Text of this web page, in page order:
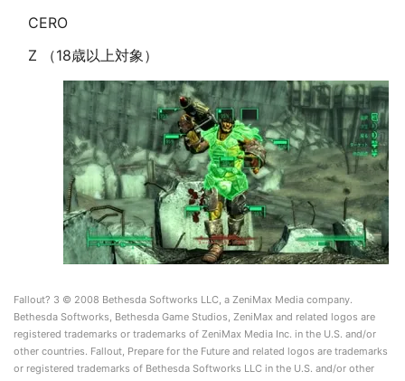
CERO
Z （18歳以上対象）
Fallout? 3 © 2008 Bethesda Softworks LLC, a ZeniMax Media company.
Bethesda Softworks, Bethesda Game Studios, ZeniMax and related logos are
registered trademarks or trademarks of ZeniMax Media Inc. in the U.S. and/or
other countries. Fallout, Prepare for the Future and related logos are trademarks
or registered trademarks of Bethesda Softworks LLC in the U.S. and/or other